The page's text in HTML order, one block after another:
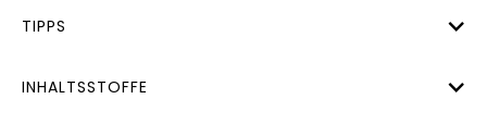
TIPPS
INHALTSSTOFFE